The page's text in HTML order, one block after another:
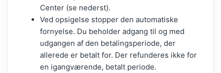
Center (se nederst).
Ved opsigelse stopper den automatiske
fornyelse. Du beholder adgang til og med
udgangen af den betalingsperiode, der
allerede er betalt for. Der refunderes ikke for
en igangværende, betalt periode.